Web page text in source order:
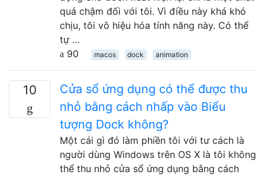
quá chậm đối với tôi. Vì điều này khá khó
chịu, tôi vô hiệu hóa tính năng này. Có thể
tự …
90
macos dock animation
10
Cửa sổ ứng dụng có thể được thu
nhỏ bằng cách nhấp vào Biểu
tượng Dock không?
Một cái gì đó làm phiền tôi với tư cách là
người dùng Windows trên OS X là tôi không
thể thu nhỏ cửa sổ ứng dụng bằng cách